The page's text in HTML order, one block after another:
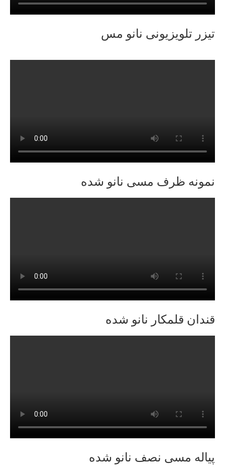
تیزر تلویزیونی نانو مس
نمونه ظرف مسی نانو شده
قندان قلمکار نانو شده
پیاله مسی نصف نانو شده